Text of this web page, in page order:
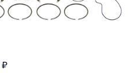
₽